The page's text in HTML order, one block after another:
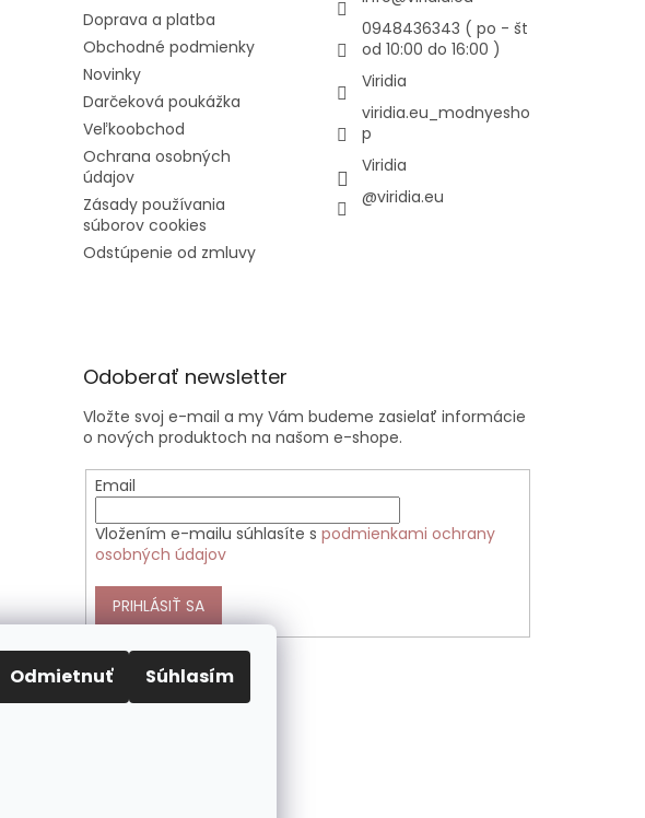
Odmietnuť Súhlasím
Doprava a platba
Obchodné podmienky
Novinky
Darčeková poukážka
Veľkoobchod
Ochrana osobných
údajov
Zásady používania
súborov cookies
Odstúpenie od zmluvy
0948436343 ( po - št
od 10:00 do 16:00 )
Viridia
viridia.eu_modnyesho
p
Viridia
@viridia.eu
Odoberať newsletter
Vložte svoj e-mail a my Vám budeme zasielať informácie
o nových produktoch na našom e-shope.
Email
Vložením e-mailu súhlasíte spodmienkami ochrany
osobných údajov
PRIHLÁSIŤ SA